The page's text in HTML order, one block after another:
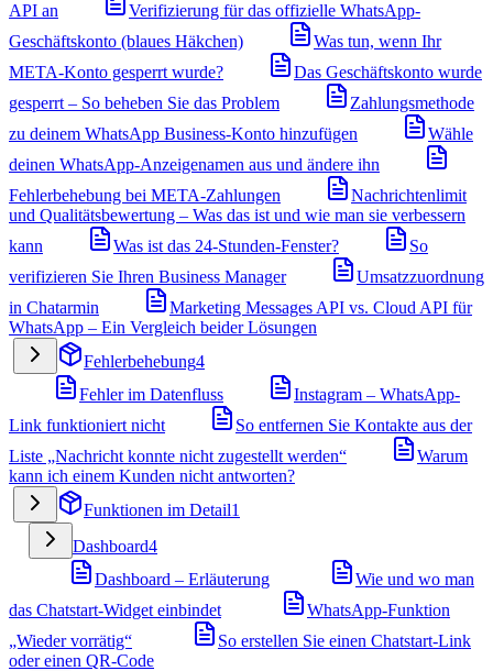
API an
Verifizierung für das offizielle WhatsApp-
Geschäftskonto (blaues Häkchen)
Was tun, wenn Ihr
META-Konto gesperrt wurde?
Das Geschäftskonto wurde
gesperrt – So beheben Sie das Problem
Zahlungsmethode
zu deinem WhatsApp Business-Konto hinzufügen
Wähle
deinen WhatsApp-Anzeigenamen aus und ändere ihn
Fehlerbehebung bei META-Zahlungen
Nachrichtenlimit
und Qualitätsbewertung – Was das ist und wie man sie verbessern
kann
Was ist das 24-Stunden-Fenster?
So
verifizieren Sie Ihren Business Manager
Umsatzzuordnung
in Chatarmin
Marketing Messages API vs. Cloud API für
WhatsApp – Ein Vergleich beider Lösungen
Fehlerbehebung4
Fehler im Datenfluss
Instagram – WhatsApp-
Link funktioniert nicht
So entfernen Sie Kontakte aus der
Liste „Nachricht konnte nicht zugestellt werden“
Warum
kann ich einem Kunden nicht antworten?
Funktionen im Detail1
Dashboard4
Dashboard – Erläuterung
Wie und wo man
das Chatstart-Widget einbindet
WhatsApp-Funktion
„Wieder vorrätig“
So erstellen Sie einen Chatstart-Link
oder einen QR-Code